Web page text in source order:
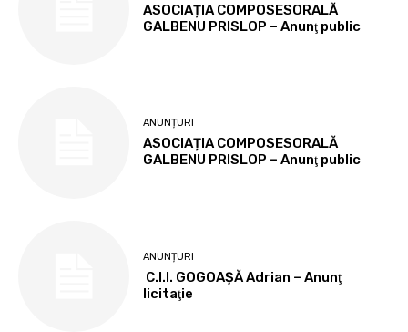
ASOCIAȚIA COMPOSESORALĂ
GALBENU PRISLOP – Anunţ public
ANUNȚURI
ASOCIAȚIA COMPOSESORALĂ
GALBENU PRISLOP – Anunţ public
ANUNȚURI
C.I.I. GOGOAŞĂ Adrian – Anunţ
licitaţie